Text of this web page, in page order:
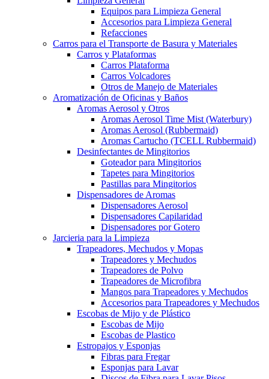
Equipos para Limpieza General
Accesorios para Limpieza General
Refacciones
Carros para el Transporte de Basura y Materiales
Carros y Plataformas
Carros Plataforma
Carros Volcadores
Otros de Manejo de Materiales
Aromatización de Oficinas y Baños
Aromas Aerosol y Otros
Aromas Aerosol Time Mist (Waterbury)
Aromas Aerosol (Rubbermaid)
Aromas Cartucho (TCELL Rubbermaid)
Desinfectantes de Mingitorios
Goteador para Mingitorios
Tapetes para Mingitorios
Pastillas para Mingitorios
Dispensadores de Aromas
Dispensadores Aerosol
Dispensadores Capilaridad
Dispensadores por Gotero
Jarcieria para la Limpieza
Trapeadores, Mechudos y Mopas
Trapeadores y Mechudos
Trapeadores de Polvo
Trapeadores de Microfibra
Mangos para Trapeadores y Mechudos
Accesorios para Trapeadores y Mechudos
Escobas de Mijo y de Plástico
Escobas de Mijo
Escobas de Plastico
Estropajos y Esponjas
Fibras para Fregar
Esponjas para Lavar